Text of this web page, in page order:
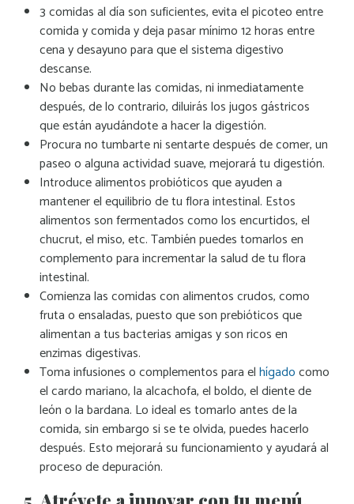
3 comidas al día son suficientes, evita el picoteo entre
comida y comida y deja pasar mínimo 12 horas entre
cena y desayuno para que el sistema digestivo
descanse.
No bebas durante las comidas, ni inmediatamente
después, de lo contrario, diluirás los jugos gástricos
que están ayudándote a hacer la digestión.
Procura no tumbarte ni sentarte después de comer, un
paseo o alguna actividad suave, mejorará tu digestión.
Introduce alimentos probióticos que ayuden a
mantener el equilibrio de tu flora intestinal. Estos
alimentos son fermentados como los encurtidos, el
chucrut, el miso, etc. También puedes tomarlos en
complemento para incrementar la salud de tu flora
intestinal.
Comienza las comidas con alimentos crudos, como
fruta o ensaladas, puesto que son prebióticos que
alimentan a tus bacterias amigas y son ricos en
enzimas digestivas.
Toma infusiones o complementos para elhígadocomo
el cardo mariano, la alcachofa, el boldo, el diente de
león o la bardana. Lo ideal es tomarlo antes de la
comida, sin embargo si se te olvida, puedes hacerlo
después. Esto mejorará su funcionamiento y ayudará al
proceso de depuración.